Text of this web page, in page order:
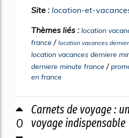
Site : location-et-
Thèmes liés : location
france / location vacances
location vacances derniere
derniere minute france /
en france
0
Carnets de voyage :
voyage indispensable